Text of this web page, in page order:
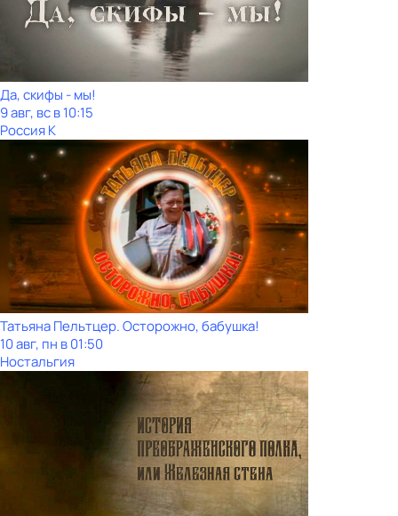
Да, скифы - мы!
9 авг, вс в 10:15
Россия К
Татьяна Пельтцер. Осторожно, бабушка!
10 авг, пн в 01:50
Ностальгия